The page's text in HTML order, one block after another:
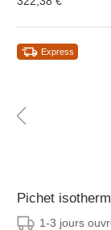
Express
Pichet
1-3 jours